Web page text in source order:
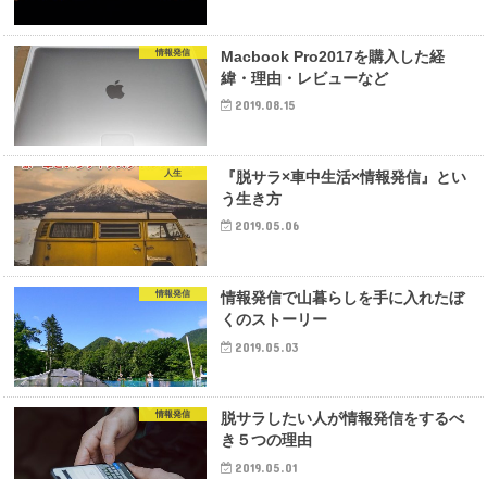
情報発信
Macbook Pro2017を購入した経
緯・理由・レビューなど
2019.08.15
人生
『脱サラ×車中生活×情報発信』とい
う生き方
2019.05.06
情報発信
情報発信で山暮らしを手に入れたぼ
くのストーリー
2019.05.03
情報発信
脱サラしたい人が情報発信をするべ
き５つの理由
2019.05.01